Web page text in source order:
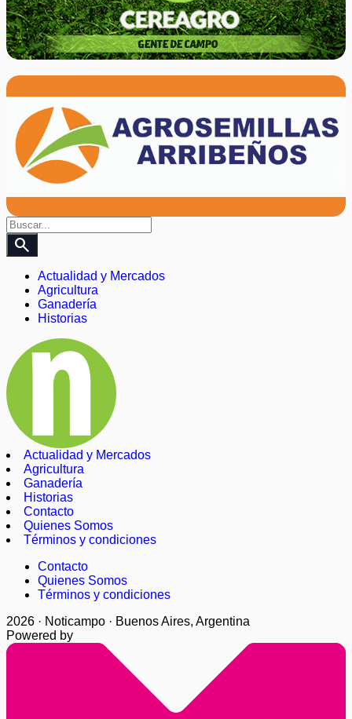
search
Actualidad y Mercados
Agricultura
Ganadería
Historias
Actualidad y Mercados
Agricultura
Ganadería
Historias
Contacto
Quienes Somos
Términos y condiciones
Contacto
Quienes Somos
Términos y condiciones
2026 · Noticampo · Buenos Aires, Argentina
Powered by